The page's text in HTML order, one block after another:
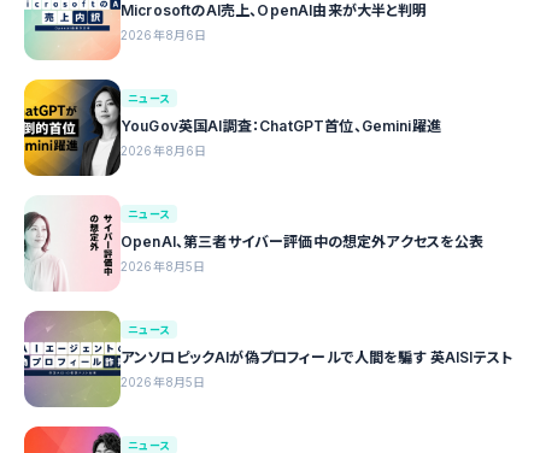
MicrosoftのAI売上、OpenAI由来が大半と判明
2026年8月6日
ニュース
YouGov英国AI調査：ChatGPT首位、Gemini躍進
2026年8月6日
ニュース
OpenAI、第三者サイバー評価中の想定外アクセスを公表
2026年8月5日
ニュース
アンソロピックAIが偽プロフィールで人間を騙す 英AISIテスト
2026年8月5日
ニュース